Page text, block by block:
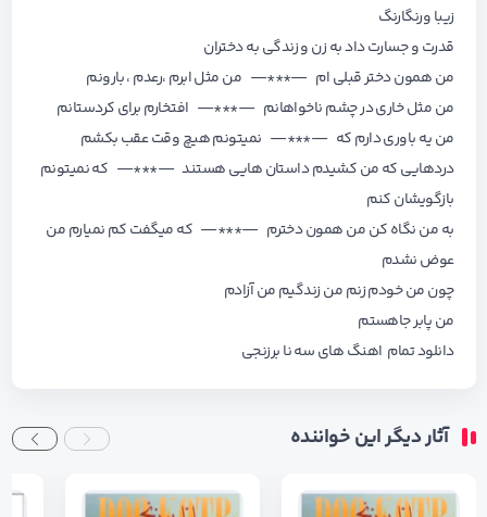
زیبا ورنگارنگ
قدرت و جسارت داد به زن و زندگی به دختران
من همون دختر قبلی ام —***— من مثل ابرم ،رعدم ، بارونم
من مثل خاری در چشم ناخواهانم —***— افتخارم برای کردستانم
من یه باوری دارم که —***— نمیتونم هیچ وقت عقب بکشم
دردهایی که من کشیدم داستان هایی هستند —***— که نمیتونم
بازگویشان کنم
به من نگاه کن من همون دخترم —***— که میگفت کم نمیارم من
عوض نشدم
چون من خودم زنم من زندگیم من آزادم
من پابر جاهستم
دانلود تمام اهنگ هایسه نا برزنجی
آثار دیگر این خواننده